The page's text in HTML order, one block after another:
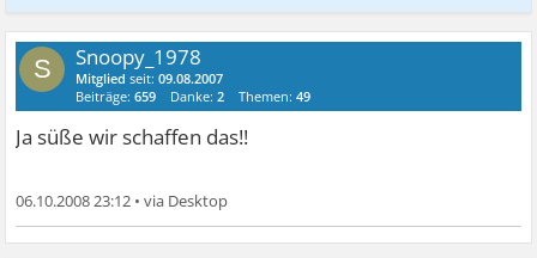
S Snoopy_1978
Mitglied seit:09.08.2007
Beiträge:659 Danke:2 Themen:49
Ja süße wir schaffen das!!
06.10.2008 23:12 •